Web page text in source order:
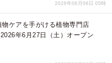
2026年06月06日 05時
ケアを手がける植物専門店
年6月27日（土）オープン